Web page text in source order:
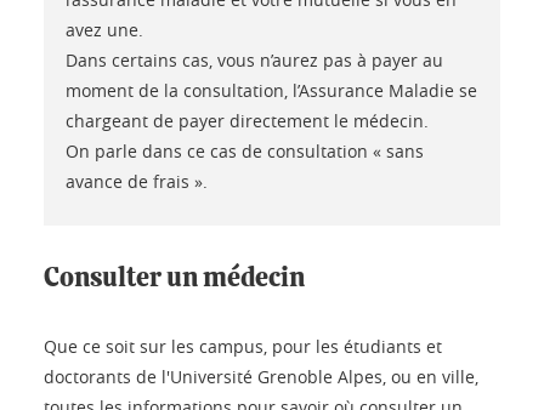
avez une.
Dans certains cas, vous n’aurez pas à payer au
moment de la consultation, l’Assurance Maladie se
chargeant de payer directement le médecin.
On parle dans ce cas de consultation « sans
avance de frais ».
Consulter un médecin
Que ce soit sur les campus, pour les étudiants et
doctorants de l'Université Grenoble Alpes, ou en ville,